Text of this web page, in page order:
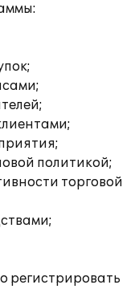
политикой;
торговой
регистрировать